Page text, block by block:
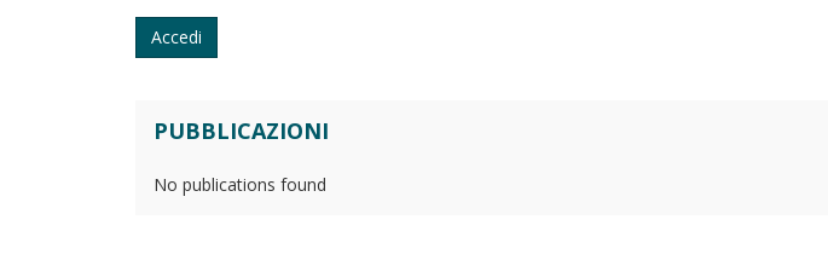
Accedi
PUBBLICAZIONI
No publications found